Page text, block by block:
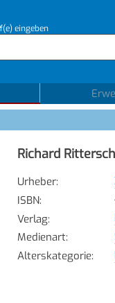
eingeben
Richard
Urheber:
ISBN:
Verlag:
Medienart:
Alterskategorie: